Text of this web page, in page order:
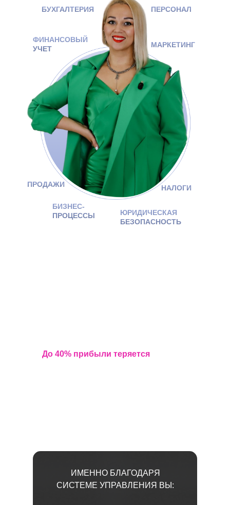
ЮРИДИЧЕСКАЯ
БЕЗОПАСНОСТЬ
ИМЕННО БЛАГОДАРЯ
СИСТЕМЕ УПРАВЛЕНИЯ ВЫ:
До 40% прибыли теряется
БИЗНЕС-
ПРОЦЕССЫ
ФИНАНСОВЫЙ
УЧЕТ
МАРКЕТИНГ
ПРОДАЖИ НАЛОГИ
ПЕРСОНАЛ
БУХГАЛТЕРИЯ